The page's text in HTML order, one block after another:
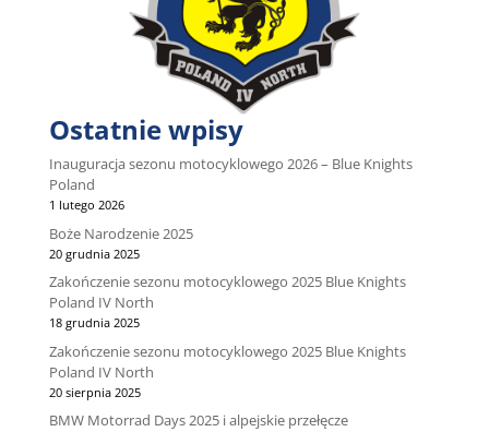
Ostatnie wpisy
Inauguracja sezonu motocyklowego 2026 – Blue Knights
Poland
1 lutego 2026
Boże Narodzenie 2025
20 grudnia 2025
Zakończenie sezonu motocyklowego 2025 Blue Knights
Poland IV North
18 grudnia 2025
Zakończenie sezonu motocyklowego 2025 Blue Knights
Poland IV North
20 sierpnia 2025
BMW Motorrad Days 2025 i alpejskie przełęcze